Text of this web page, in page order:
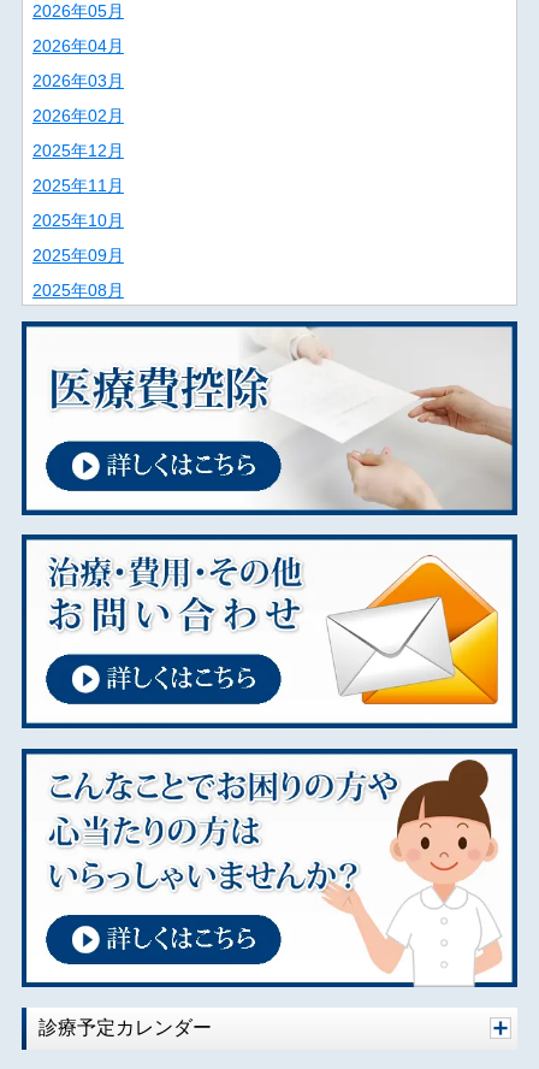
2026年05月
2026年04月
2026年03月
2026年02月
2025年12月
2025年11月
2025年10月
2025年09月
2025年08月
2025年07月
2025年02月
2024年12月
2024年09月
2024年08月
2024年07月
2024年01月
2023年11月
2023年02月
2023年01月
2022年01月
2021年12月
2021年08月
2021年07月
2020年10月
2020年08月
2020年07月
2020年06月
診療予定カレンダー